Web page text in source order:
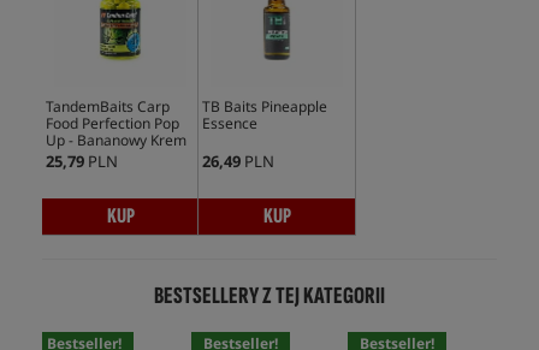
TandemBaits Carp
Food Perfection Pop
Up - Bananowy Krem
25,79 PLN
KUP
TB Baits Pineapple
Essence
26,49 PLN
KUP
BESTSELLERY Z TEJ KATEGORII
Bestseller! Bestseller! Bestseller!